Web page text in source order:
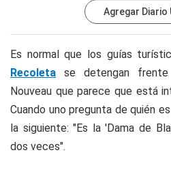
Agregar Diario
Es normal que los guías
Recoleta se detengan
Nouveau que parece que está
Cuando uno pregunta de quién
la siguiente: "Es la 'Dama de
dos veces".